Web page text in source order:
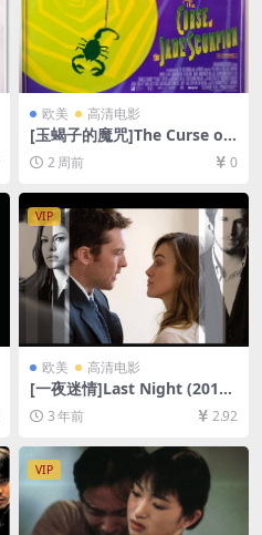
欧美 高清电影
[玉蝎子的魔咒]The Curse of
the Jade Scorpion (2001)[百
度网盘+夸克网盘1080P超清
未删减资源][网盘在线播放/下
载][MP4/6.8GB][中英字幕]
2 周前 0
VIP
欧美 高清电影
[一夜迷情]Last Night (2010)
[百度网盘+夸克网盘1080P超
清未删减资源][网盘在线播放/
下载][MP4/5.9GB][中文字幕]
3 年前 2.92
VIP